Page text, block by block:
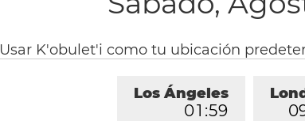
Usar K'obulet'i como tu ubicación
0
Los Ángeles
01 :59